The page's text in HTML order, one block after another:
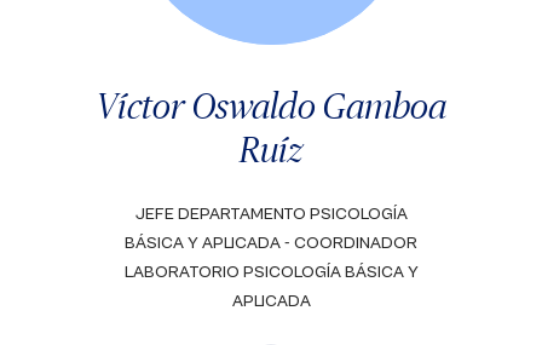
Víctor Oswaldo Gamboa
Ruíz
JEFE DEPARTAMENTO PSICOLOGÍA
BÁSICA Y APLICADA - COORDINADOR
LABORATORIO PSICOLOGÍA BÁSICA Y
APLICADA